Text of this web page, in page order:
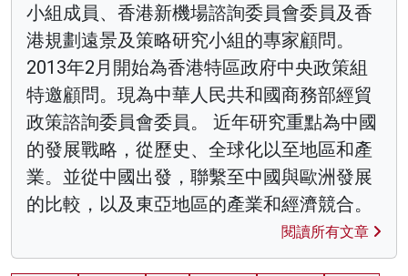
小組成員、香港新機場諮詢委員會委員及香
港規劃遠景及策略研究小組的專家顧問。
2013年2月開始為香港特區政府中央政策組
特邀顧問。現為中華人民共和國商務部經貿
政策諮詢委員會委員。 近年研究重點為中國
的發展戰略，從歷史、全球化以至地區和產
業。並從中國出發，聯繫至中國與歐洲發展
的比較，以及東亞地區的產業和經濟競合。
閱讀所有文章